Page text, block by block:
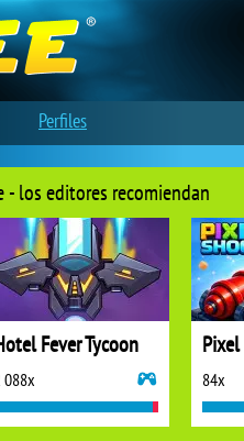
- los editores recomiendan
Fever Tycoon
088x 84x
Perfiles